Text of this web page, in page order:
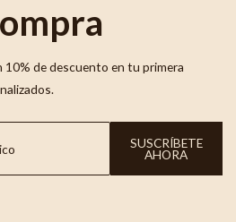
de descuento en tu primera
SUSCRÍBETE
AHORA